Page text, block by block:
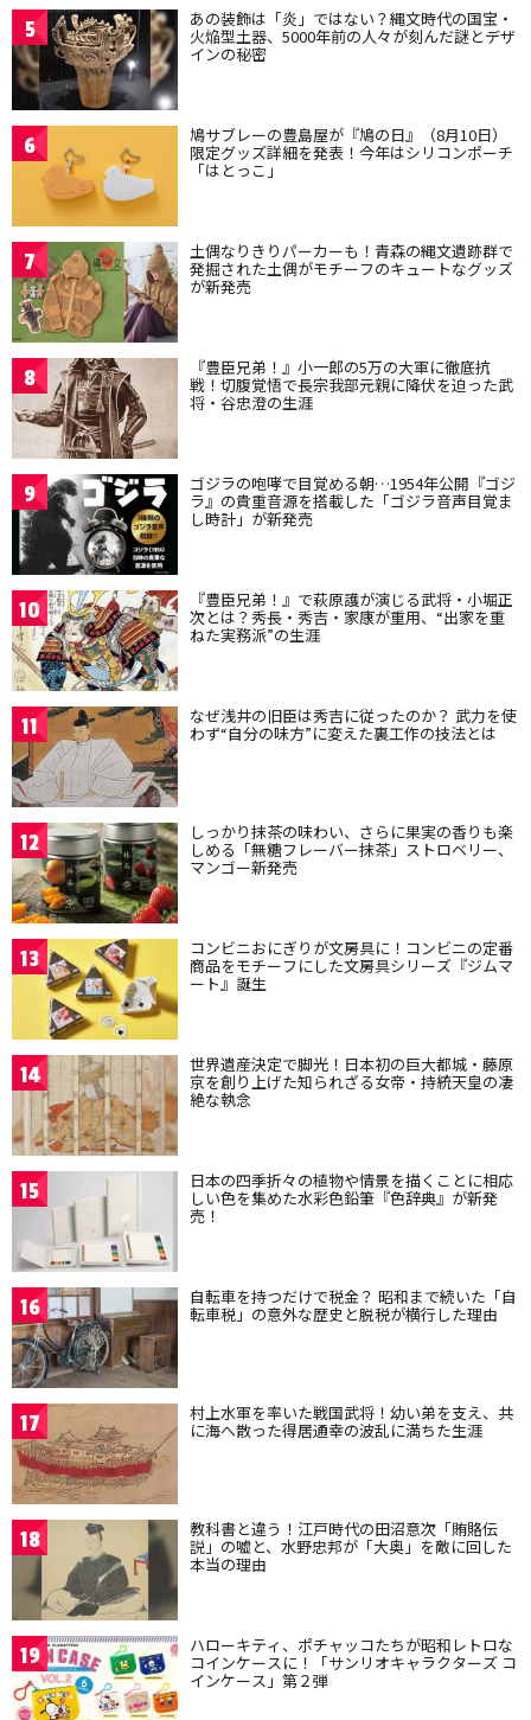
5 あの装飾は「炎」ではない？縄文時代の国宝・
火焔型土器、5000年前の人々が刻んだ謎とデザ
インの秘密
6 鳩サブレーの豊島屋が『鳩の日』（8月10日）
限定グッズ詳細を発表！今年はシリコンポーチ
「はとっこ」
7 土偶なりきりパーカーも！青森の縄文遺跡群で
発掘された土偶がモチーフのキュートなグッズ
が新発売
8 『豊臣兄弟！』小一郎の5万の大軍に徹底抗
戦！切腹覚悟で長宗我部元親に降伏を迫った武
将・谷忠澄の生涯
9 ゴジラの咆哮で目覚める朝…1954年公開『ゴジ
ラ』の貴重音源を搭載した「ゴジラ音声目覚ま
し時計」が新発売
10 『豊臣兄弟！』で萩原護が演じる武将・小堀正
次とは？秀長・秀吉・家康が重用、“出家を重
ねた実務派”の生涯
11 なぜ浅井の旧臣は秀吉に従ったのか？ 武力を使
わず“自分の味方”に変えた裏工作の技法とは
12 しっかり抹茶の味わい、さらに果実の香りも楽
しめる「無糖フレーバー抹茶」ストロベリー、
マンゴー新発売
13 コンビニおにぎりが文房具に！コンビニの定番
商品をモチーフにした文房具シリーズ『ジムマ
ート』誕生
14 世界遺産決定で脚光！日本初の巨大都城・藤原
京を創り上げた知られざる女帝・持統天皇の凄
絶な執念
15 日本の四季折々の植物や情景を描くことに相応
しい色を集めた水彩色鉛筆『色辞典』が新発
売！
16 自転車を持つだけで税金？ 昭和まで続いた「自
転車税」の意外な歴史と脱税が横行した理由
17 村上水軍を率いた戦国武将！幼い弟を支え、共
に海へ散った得居通幸の波乱に満ちた生涯
18 教科書と違う！江戸時代の田沼意次「賄賂伝
説」の嘘と、水野忠邦が「大奥」を敵に回した
本当の理由
19 ハローキティ、ポチャッコたちが昭和レトロな
コインケースに！「サンリオキャラクターズ コ
インケース」第２弾